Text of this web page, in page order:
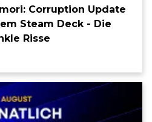
Corruption Update
Steam Deck - Die
Risse